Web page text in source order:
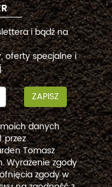
i bądź na
oferty specjalne i
ZAPISZ
danych
przez
Tomasz
Wyrażenie zgody
zgody w